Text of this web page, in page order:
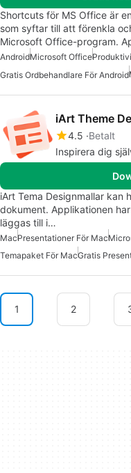
Shortcuts för MS Office är
som syftar till att förenkla
Microsoft Office-program.
AndroidMicrosoft Office
Gratis Ordbehandlare För Android
iArt Theme
4.5 Betalt
Inspirera dig
iArt Tema Designmallar
dokument. Applikationen
läggas till i…
MacPresentationer För Mac
Temapaket För MacGratis
1 2